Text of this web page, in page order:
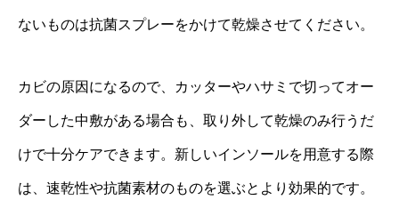
ないものは抗菌スプレーをかけて乾燥させてください。
カビの原因になるので、カッターやハサミで切ってオー
ダーした中敷がある場合も、取り外して乾燥のみ行うだ
けで十分ケアできます。新しいインソールを用意する際
は、速乾性や抗菌素材のものを選ぶとより効果的です。